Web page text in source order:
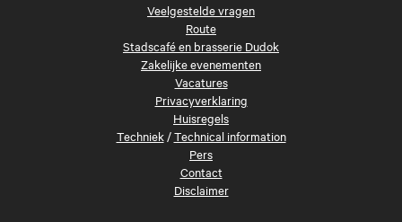
Veelgestelde vragen
Route
Stadscafé en brasserie Dudok
Zakelijke evenementen
Vacatures
Privacyverklaring
Huisregels
Techniek/Technical information
Pers
Contact
Disclaimer